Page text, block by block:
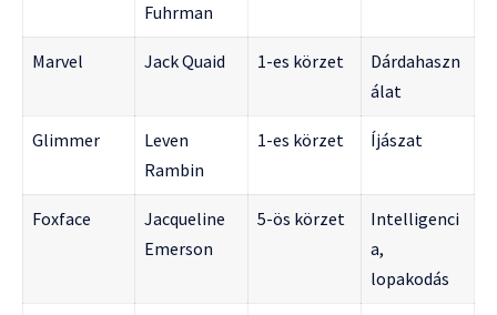
Fuhrman
Marvel Jack Quaid 1-es körzet
Dárdahaszn
álat
Glimmer
Leven
Rambin
1-es körzet Íjászat
Foxface
Jacqueline
Emerson
5-ös körzet
Intelligenci
a,
lopakodás